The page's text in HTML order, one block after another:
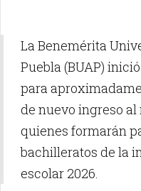
La Benemérita
Puebla (BUAP)
para
de nuevo ingreso
quienes formarán
bachilleratos de la
escolar 2026.